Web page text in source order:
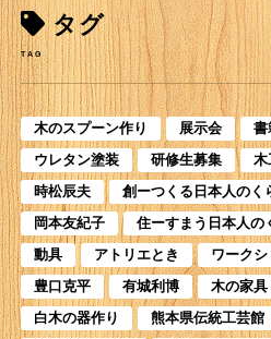
タグ
TAG
木のスプーン作り 展示会 書
ウレタン塗装
研修生募集 木
時松辰夫
創ーつくる日本人のく
岡本友紀子
住ーすまう日本人の
動具
アトリエとき ワーク
豊口克平
有城利博 木の家具
白木の器作り
熊本県伝統工芸館